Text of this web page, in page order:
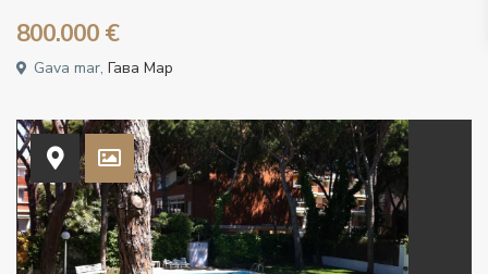
800.000 €
Gava mar,Гава Мар